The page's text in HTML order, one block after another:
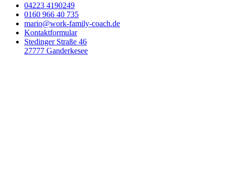
04223 4190249
0160 966 40 735
mario@work-family-coach.de
Kontaktformular
Stedinger Straße 46
27777 Ganderkesee